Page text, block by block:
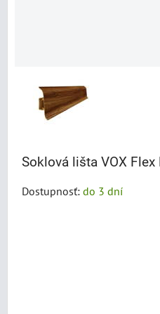
Soklová lišta VOX
Dostupnosť: do 3 dní